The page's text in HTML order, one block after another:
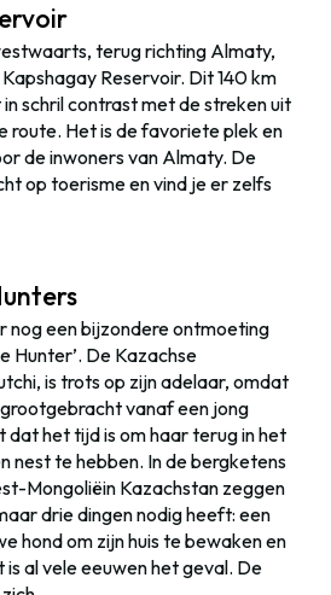
terug richting Almaty,
Reservoir. Dit 140 km
schril contrast met de streken uit
route. Het is de favoriete plek en
de inwoners van Almaty. De
op toerisme en vind je er zelfs
nog een bijzondere ontmoeting
Hunter’. De Kazachse
is trots op zijn adelaar, omdat
vanaf een jong
het tijd is om haar terug in het
nest te hebben. In de bergketens
Mongoliëin Kazachstan zeggen
drie dingen nodig heeft: een
hond om zijn huis te bewaken en
is al vele eeuwen het geval. De